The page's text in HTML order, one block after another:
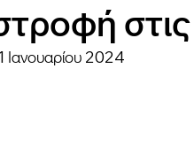
στις
Ιανουαρίου 2024